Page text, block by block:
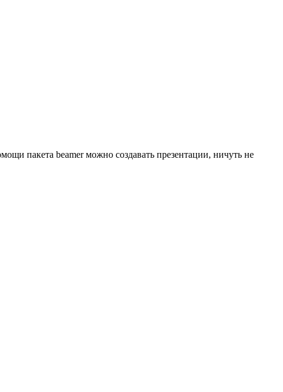
пакета beamer можно создавать презентации, ничуть не